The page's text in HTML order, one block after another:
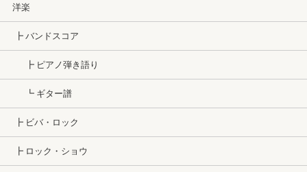
洋楽
┣ バンドスコア
┣ ピアノ弾き語り
┗ ギター譜
┣ ビバ・ロック
┣ ロック・ショウ